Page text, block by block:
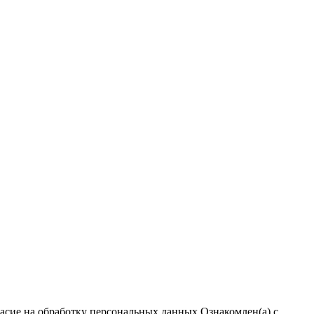
на обработку персональных данных Ознакомлен(а) с